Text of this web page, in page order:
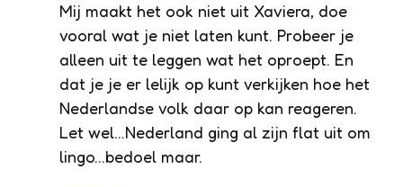
Mij maakt het ook niet uit Xaviera, doe
vooral wat je niet laten kunt. Probeer je
alleen uit te leggen wat het oproept. En
dat je je er lelijk op kunt verkijken hoe het
Nederlandse volk daar op kan reageren.
Let wel…Nederland ging al zijn flat uit om
lingo…bedoel maar.